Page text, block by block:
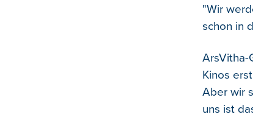
"Wir
schon in
ArsVitha-
Kinos
Aber wir
uns ist